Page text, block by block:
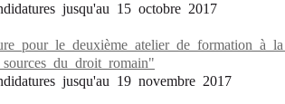
jusqu'au 15 octobre 2017
pour le deuxième atelier de formation à
du droit romain"
jusqu'au 19 novembre 2017